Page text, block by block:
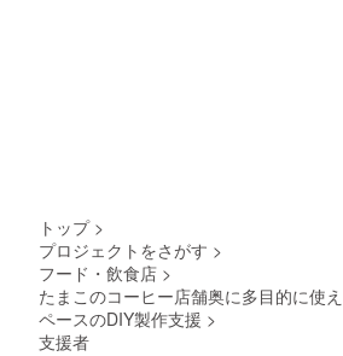
トップ >
プロジェクトをさがす >
フード・飲食店 >
たまこのコーヒー店舗奥に多目的に使
ペースのDIY製作支援 >
支援者